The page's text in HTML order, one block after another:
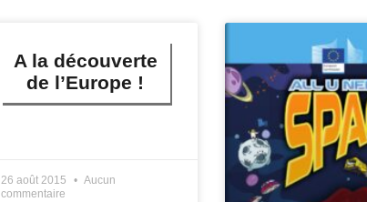
A la découverte
de l’Europe !
26 août 2015
Aucun
commentaire